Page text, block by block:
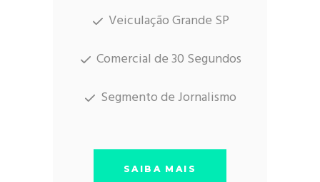
Veiculação Grande SP
Comercial de 30 Segundos
Segmento de Jornalismo
SAIBA MAIS